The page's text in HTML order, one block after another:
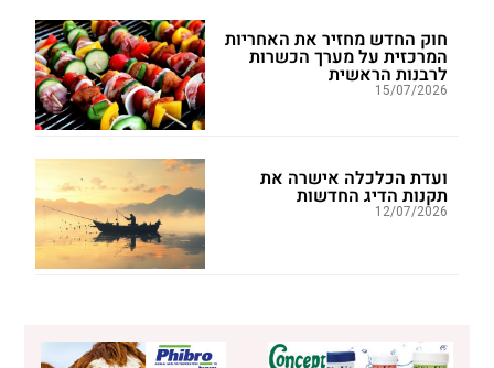
חוק החדש מחזיר את האחריות
המרכזית על מערך הכשרות
לרבנות הראשית
15/07/2026
ועדת הכלכלה אישרה את
תקנות הדיג החדשות
12/07/2026